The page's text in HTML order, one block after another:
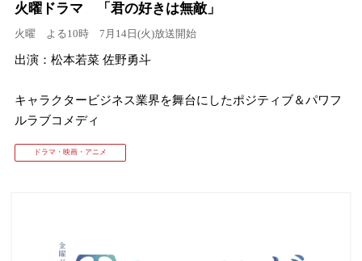
火曜ドラマ 「君の好きは無敵」
火曜 よる10時 7月14日(火)放送開始
出演：松本若菜 佐野勇斗
キャラクタービジネス業界を舞台にしたポジティブ＆パワフ
ルラブコメディ
ドラマ・映画・アニメ